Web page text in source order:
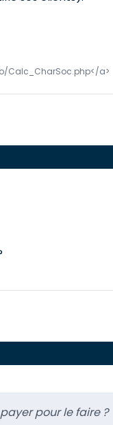
Calc_CharSoc.php</a>
pour le faire ?